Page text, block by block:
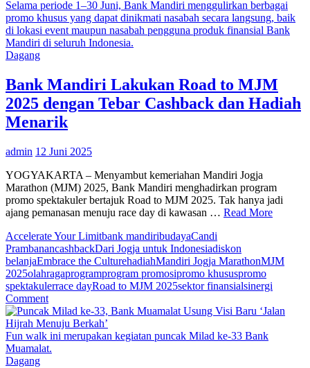
Penonton
Padati
GOR
Gelaran
Piala
by.U
Selama periode 1–30 Juni, Bank Mandiri menggulirkan berbagai
promo khusus yang dapat dinikmati nasabah secara langsung, baik
di lokasi event maupun nasabah pengguna produk finansial Bank
Mandiri di seluruh Indonesia.
Dagang
Bank Mandiri Lakukan Road to MJM
2025 dengan Tebar Cashback dan Hadiah
Menarik
admin 12 Juni 2025
YOGYAKARTA – Menyambut kemeriahan Mandiri Jogja
Marathon (MJM) 2025, Bank Mandiri menghadirkan program
promo spektakuler bertajuk Road to MJM 2025. Tak hanya jadi
ajang pemanasan menuju race day di kawasan … Read More
Accelerate Your Limitbank mandiribudayaCandi
PrambanancashbackDari Jogja untuk Indonesiadiskon
belanjaEmbrace the CulturehadiahMandiri Jogja MarathonMJM
2025olahragaprogramprogram promosipromo khususpromo
spektakulerrace dayRoad to MJM 2025sektor finansialsinergi
Commenton
Bank
Mandiri
Lakukan
Road
Fun walk ini merupakan kegiatan puncak Milad ke-33 Bank
Muamalat.
Dagang